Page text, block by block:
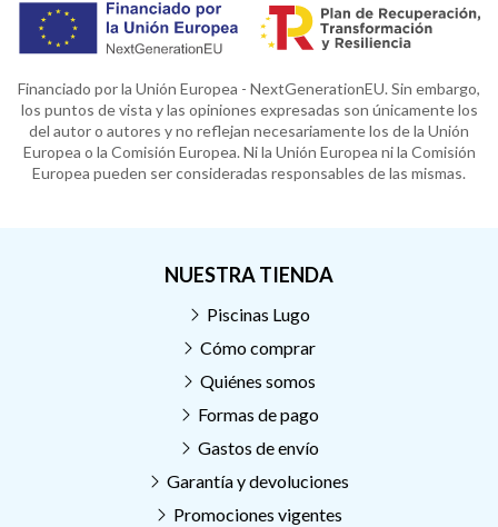
Financiado por la Unión Europea - NextGenerationEU. Sin embargo,
los puntos de vista y las opiniones expresadas son únicamente los
del autor o autores y no reflejan necesariamente los de la Unión
Europea o la Comisión Europea. Ni la Unión Europea ni la Comisión
Europea pueden ser consideradas responsables de las mismas.
NUESTRA TIENDA
Piscinas Lugo
Cómo comprar
Quiénes somos
Formas de pago
Gastos de envío
Garantía y devoluciones
Promociones vigentes